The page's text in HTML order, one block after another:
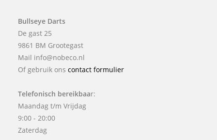
Bullseye Darts
De gast 25
9861 BM Grootegast
Mail info@nobeco.nl
Of gebruik onscontact formulier
Telefonisch bereikbaar:
Maandag t/m Vrijdag
9:00 - 20:00
Zaterdag